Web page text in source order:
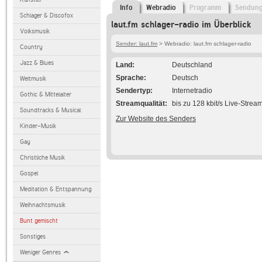
Schlager & Discofox
Volksmusik
Country
Jazz & Blues
Weltmusik
Gothic & Mittelalter
Soundtracks & Musical
Kinder-Musik
Gay
Christliche Musik
Gospel
Meditation & Entspannung
Weihnachtsmusik
Bunt gemischt
Sonstiges
Weniger Genres
Info Webradio Programm
laut.fm schlager-radio im Überblick
Sender: laut.fm > Webradio: laut.fm schlager-radio
Land
Deutschland
Sprache
Deutsch
Sendertyp
Internetradio
Streamqualität
bis zu 128 kbit/s Live-
Zur Website des Senders